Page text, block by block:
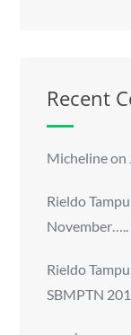
Recent
Michelineon
Rieldo
Rieldo
SBMPTN